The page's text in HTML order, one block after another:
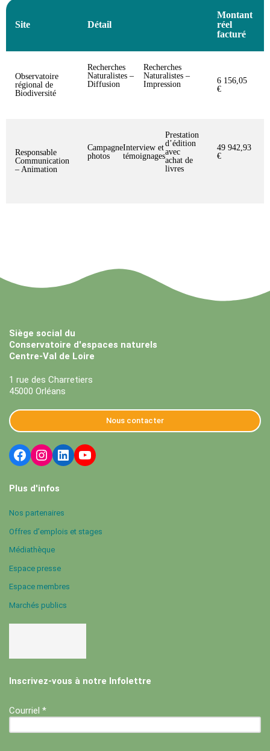
Site Détail
Montant
réel
facturé
Observatoire
régional de
Biodiversité
Recherches
Naturalistes –
Diffusion
Recherches
Naturalistes –
Impression
6 156,05
€
Responsable
Communication
– Animation
Campagne
photos
Interview et
témoignages
Prestation
d’édition
avec
achat de
livres
49 942,93
€
Siège social du
Conservatoire d'espaces naturels
Centre-Val de Loire
1 rue des Charretiers
45000 Orléans
Nous contacter
Plus d'infos
Nos partenaires
Offres d’emplois et stages
Médiathèque
Espace presse
Espace membres
Marchés publics
Inscrivez-vous à notre Infolettre
Courriel *